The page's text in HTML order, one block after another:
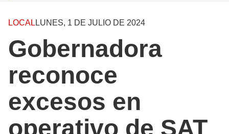
LOCAL LUNES, 1 DE JULIO DE 2024
Gobernadora
reconoce
excesos en
operativo de SAT